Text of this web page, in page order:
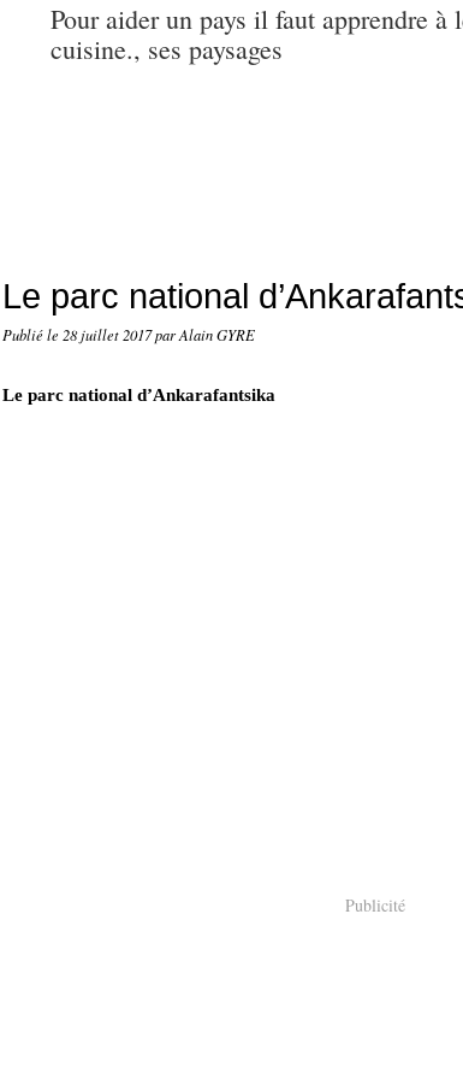
Pour aider un pays il faut apprendre
cuisine., ses paysages
Le parc national
Publié le 28 juillet 2017par Alain GYRE
Le parc national d’Ankarafantsika
Publicité